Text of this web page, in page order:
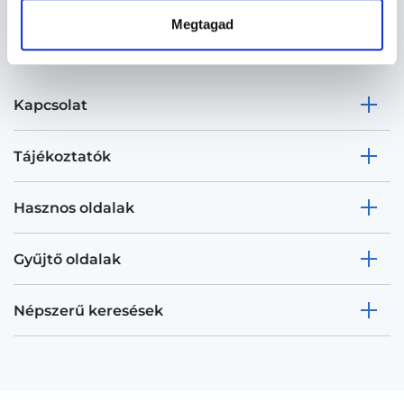
Megtagad
Kapcsolat
Tájékoztatók
Hasznos oldalak
Gyűjtő oldalak
Népszerű keresések